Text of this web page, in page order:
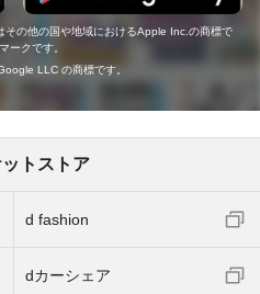
の他の国や地域におけるApple Inc.の商標で
ークです。
LLC の商標です。
トストア
d fashion
dカーシェア